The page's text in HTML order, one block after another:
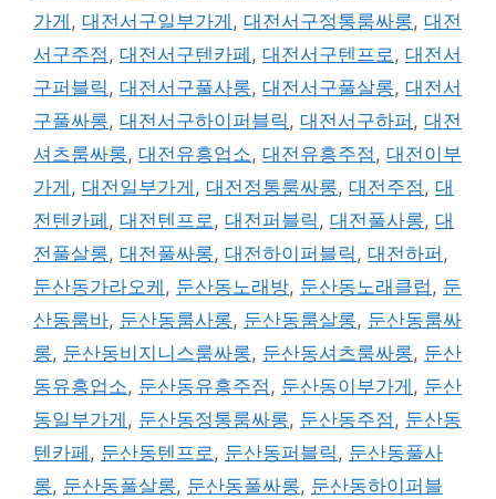
가게 , 대전서구일부가게 , 대전서구정통룸싸롱, 대전
서구주점 , 대전서구텐카페 , 대전서구텐프로 , 대전서
구퍼블릭 , 대전서구풀사롱, 대전서구풀살롱, 대전서
구풀싸롱, 대전서구하이퍼블릭 , 대전서구하퍼 , 대전
셔츠룸싸롱, 대전유흥업소, 대전유흥주점 , 대전이부
가게 , 대전일부가게 , 대전정통룸싸롱, 대전주점 , 대
전텐카페 , 대전텐프로 , 대전퍼블릭 , 대전풀사롱, 대
전풀살롱, 대전풀싸롱, 대전하이퍼블릭 , 대전하퍼 ,
둔산동가라오케 , 둔산동노래방, 둔산동노래클럽 , 둔
산동룸바, 둔산동룸사롱, 둔산동룸살롱, 둔산동룸싸
롱, 둔산동비지니스룸싸롱, 둔산동셔츠룸싸롱, 둔산
동유흥업소, 둔산동유흥주점 , 둔산동이부가게 , 둔산
동일부가게 , 둔산동정통룸싸롱, 둔산동주점 , 둔산동
텐카페 , 둔산동텐프로 , 둔산동퍼블릭 , 둔산동풀사
롱, 둔산동풀살롱, 둔산동풀싸롱, 둔산동하이퍼블